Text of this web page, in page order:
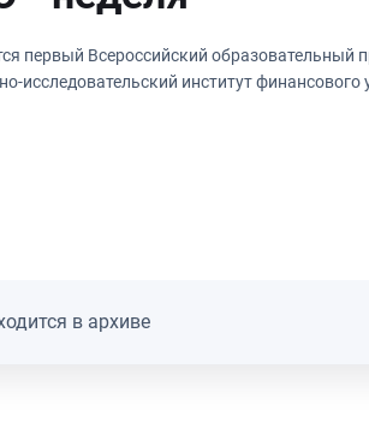
первый Всероссийский
институт
в архиве